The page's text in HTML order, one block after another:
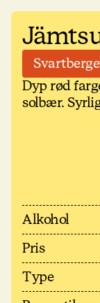
Dyp rød
solbær.
Alkohol
Pris
Type